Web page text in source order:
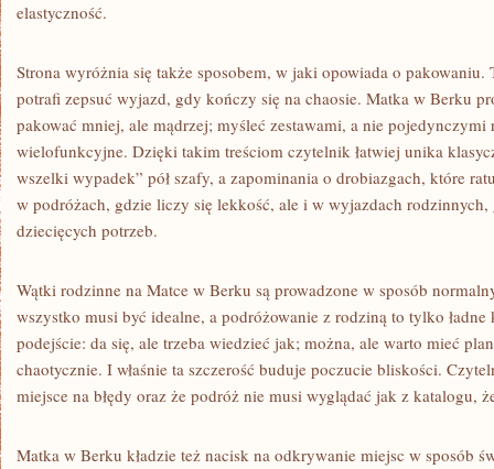
elastyczność.
Strona wyróżnia się także sposobem, w jaki opowiada o pakowaniu.
potrafi zepsuć wyjazd, gdy kończy się na chaosie. Matka w Berku
pakować mniej, ale mądrzej; myśleć zestawami, a nie
wielofunkcyjne. Dzięki takim treściom czytelnik łatwiej unika
wszelki wypadek” pół szafy, a zapominania o drobiazgach, które
w podróżach, gdzie liczy się lekkość, ale i w wyjazdach rodzinnych,
dziecięcych potrzeb.
Wątki rodzinne na Matce w Berku są prowadzone w sposób
wszystko musi być idealne, a podróżowanie z rodziną to tylko ładne
podejście: da się, ale trzeba wiedzieć jak; można, ale warto mieć
chaotycznie. I właśnie ta szczerość buduje poczucie bliskości.
miejsce na błędy oraz że podróż nie musi wyglądać jak z katalogu,
Matka w Berku kładzie też nacisk na odkrywanie miejsc w sposób